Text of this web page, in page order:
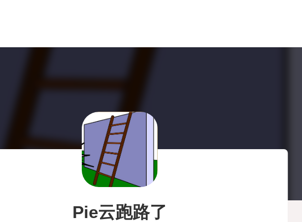
Pie云跑路了